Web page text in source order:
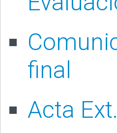
final
Acta